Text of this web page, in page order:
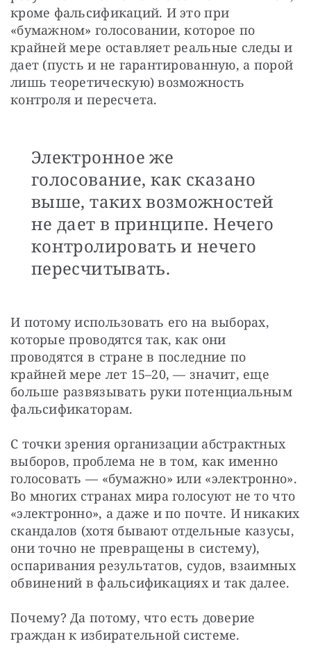
кроме фальсификаций. И это при
«бумажном» голосовании, которое по
крайней мере оставляет реальные следы и
дает (пусть и не гарантированную, а порой
лишь теоретическую) возможность
контроля и пересчета.
Электронное же
голосование, как сказано
выше, таких возможностей
не дает в принципе. Нечего
контролировать и нечего
пересчитывать.
И потому использовать его на выборах,
которые проводятся так, как они
проводятся в стране в последние по
крайней мере лет 15–20, — значит, еще
больше развязывать руки потенциальным
фальсификаторам.
С точки зрения организации абстрактных
выборов, проблема не в том, как именно
голосовать — «бумажно» или «электронно».
Во многих странах мира голосуют не то что
«электронно», а даже и по почте. И никаких
скандалов (хотя бывают отдельные казусы,
они точно не превращены в систему),
оспаривания результатов, судов, взаимных
обвинений в фальсификациях и так далее.
Почему? Да потому, что есть доверие
граждан к избирательной системе.